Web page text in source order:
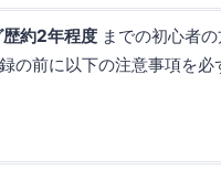
約2年程度 までの初心者
の前に以下の注意事項を必